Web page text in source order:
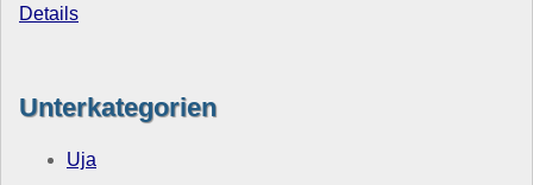
Details
Unterkategorien
Uja